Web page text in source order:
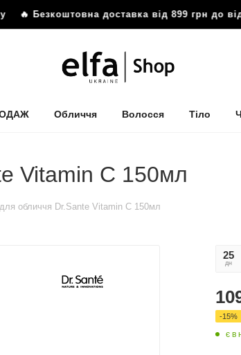
доставка від 899 грн до
Обличчя Волосся Тіло
Vitamin C 150мл
обличчя Dr.Sante Vitamin C 150мл
25
дн
-15%
є в